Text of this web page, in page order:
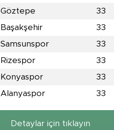
Göztepe 33
Başakşehir 33
Samsunspor 33
Rizespor 33
Konyaspor 33
Alanyaspor 33
Detaylar için tıklayın